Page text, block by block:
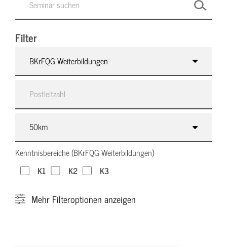
Filter
BKrFQG Weiterbildungen
Kenntnisbereiche (BKrFQG Weiterbildungen)
K1
K2 K3
Mehr Filteroptionen anzeigen